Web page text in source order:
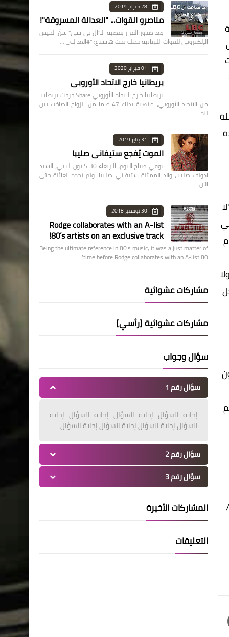
لا
مليون
28 فبراير 2019
مناصرو القوات... "العدالة المسروقة"!
بعد صدور القرار بقضية الـ"ال بي سي" شنّ الجيش
الإلكتروني للقوات اللبنانية حملة تحت هاشتاغ: "#العدالة_ا…
01 فبراير 2020
بريطانيا خارج الاتحاد الأوروبي
بريطانيا خارج الاتحاد الأوروبي Share خرجت بريطانيا
من الاتحاد الأوروبي، منهية بذلك 47 عاما من الزواج الصاخب بين
لند…
31 يناير 2019
الموت يُفجع ستيفاني صليبا
توفي صباح اليوم، الاربعاء 30 كانون الثاني، السيد
ادولف صليبا، والد الممثلة ستيفاني صليبا. ولم تحدد العائلة حتى
الآن…
30 نوفمبر 2018
Rodge collaborates with an A-list
80’s artists on an exclusive track!
Being the ultimate reference in 80’s music, it was a just matter of
time before Rodge collaborates with an A-list 80’…
مشاركات عشوائية
مشاركات عشوائية [رأسي]
سؤال وجواب
سؤال رقم 1
إجابة السؤال إجابة السؤال إجابة السؤال إجابة
السؤال إجابة السؤال إجابة السؤال إجابة السؤال
سؤال رقم 2
سؤال رقم 3
المشاركات الأخيرة
التعليقات